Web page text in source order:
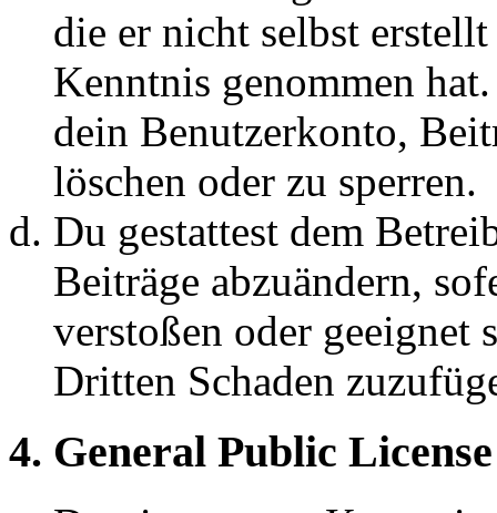
die er nicht selbst
Kenntnis genommen
dein Benutzerkonto,
löschen oder zu sperren.
Du gestattest dem
Beiträge abzuändern,
verstoßen oder geeignet
Dritten Schaden
4. General Public License